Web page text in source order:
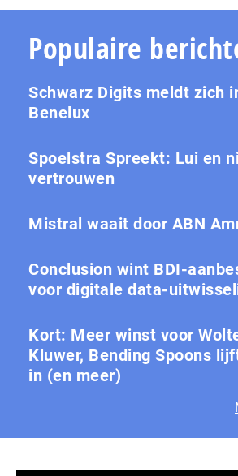
Populaire
Schwarz Digits meldt zich
Benelux
Spoelstra Spreekt: Lui en
vertrouwen
Mistral waait door ABN
Conclusion wint BDI-
voor digitale data-
Kort: Meer winst voor
Kluwer, Bending Spoons
in (en meer)